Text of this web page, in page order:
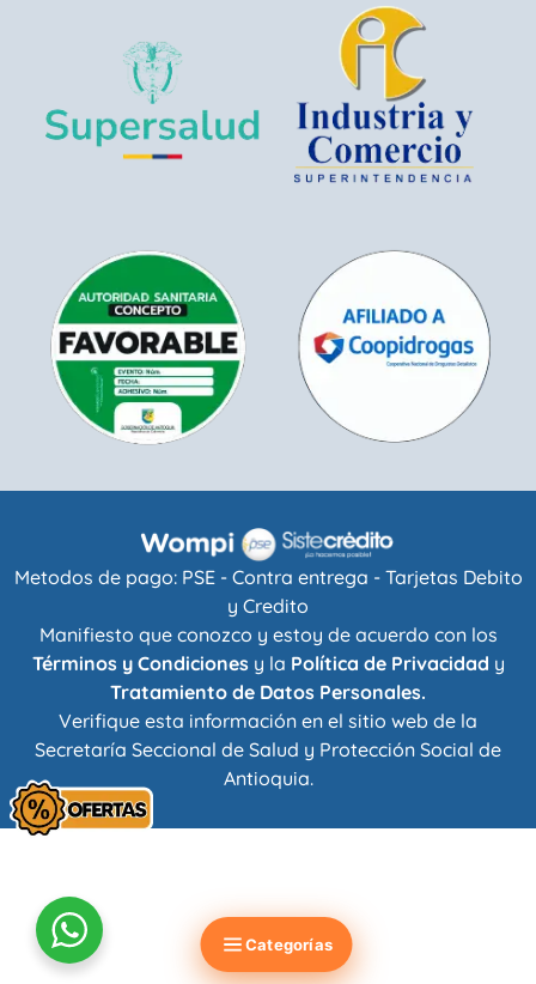
Metodos de pago: PSE - Contra entrega - Tarjetas Debito
y Credito
Manifiesto que conozco y estoy de acuerdo con los
Términos y Condicionesy la Política de Privacidad y
Tratamiento de Datos Personales.
Verifique esta información en el sitio web de la
Secretaría Seccional de Salud y Protección Social de
Antioquia.
Categorías